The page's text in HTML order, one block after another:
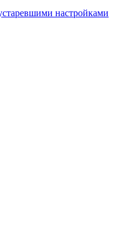
настройками